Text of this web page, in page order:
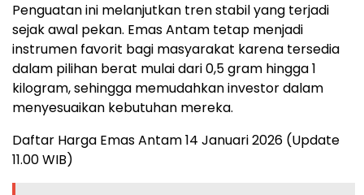
Penguatan ini melanjutkan tren stabil yang terjadi
sejak awal pekan. Emas Antam tetap menjadi
instrumen favorit bagi masyarakat karena tersedia
dalam pilihan berat mulai dari 0,5 gram hingga 1
kilogram, sehingga memudahkan investor dalam
menyesuaikan kebutuhan mereka.
Daftar Harga Emas Antam 14 Januari 2026 (Update
11.00 WIB)